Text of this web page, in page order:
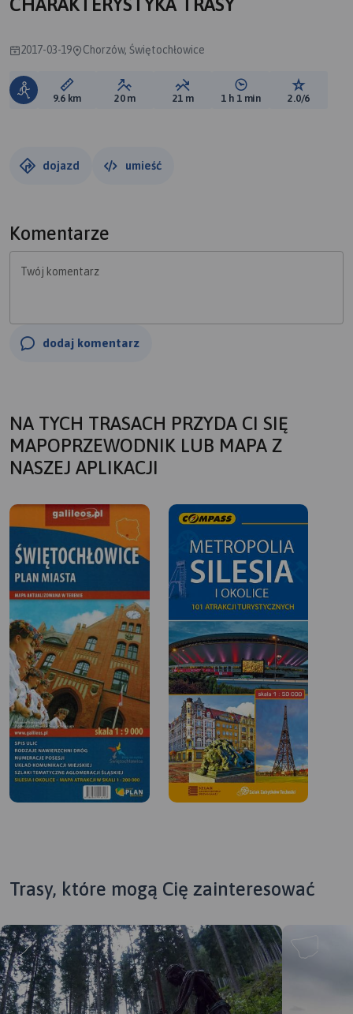
CHARAKTERYSTYKA TRASY
2017-03-19 Chorzów, Świętochłowice
Długość trasy:
9.6 km Suma przewyższeń:
20 m Suma spadków:
21 m Średni czas potrzebny
1 h 1 min Ocena
2.0/6
dojazd umieść
Komentarze
Twój komentarz
dodaj komentarz
NA TYCH TRASACH PRZYDA CI SIĘ
MAPOPRZEWODNIK LUB MAPA Z
NASZEJ APLIKACJI
Trasy, które mogą Cię zainteresować